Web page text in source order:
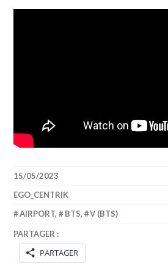
15/05/2023
EGO_CENTRIK
AIRPORT, BTS, V (BTS)
PARTAGER :
PARTAGER